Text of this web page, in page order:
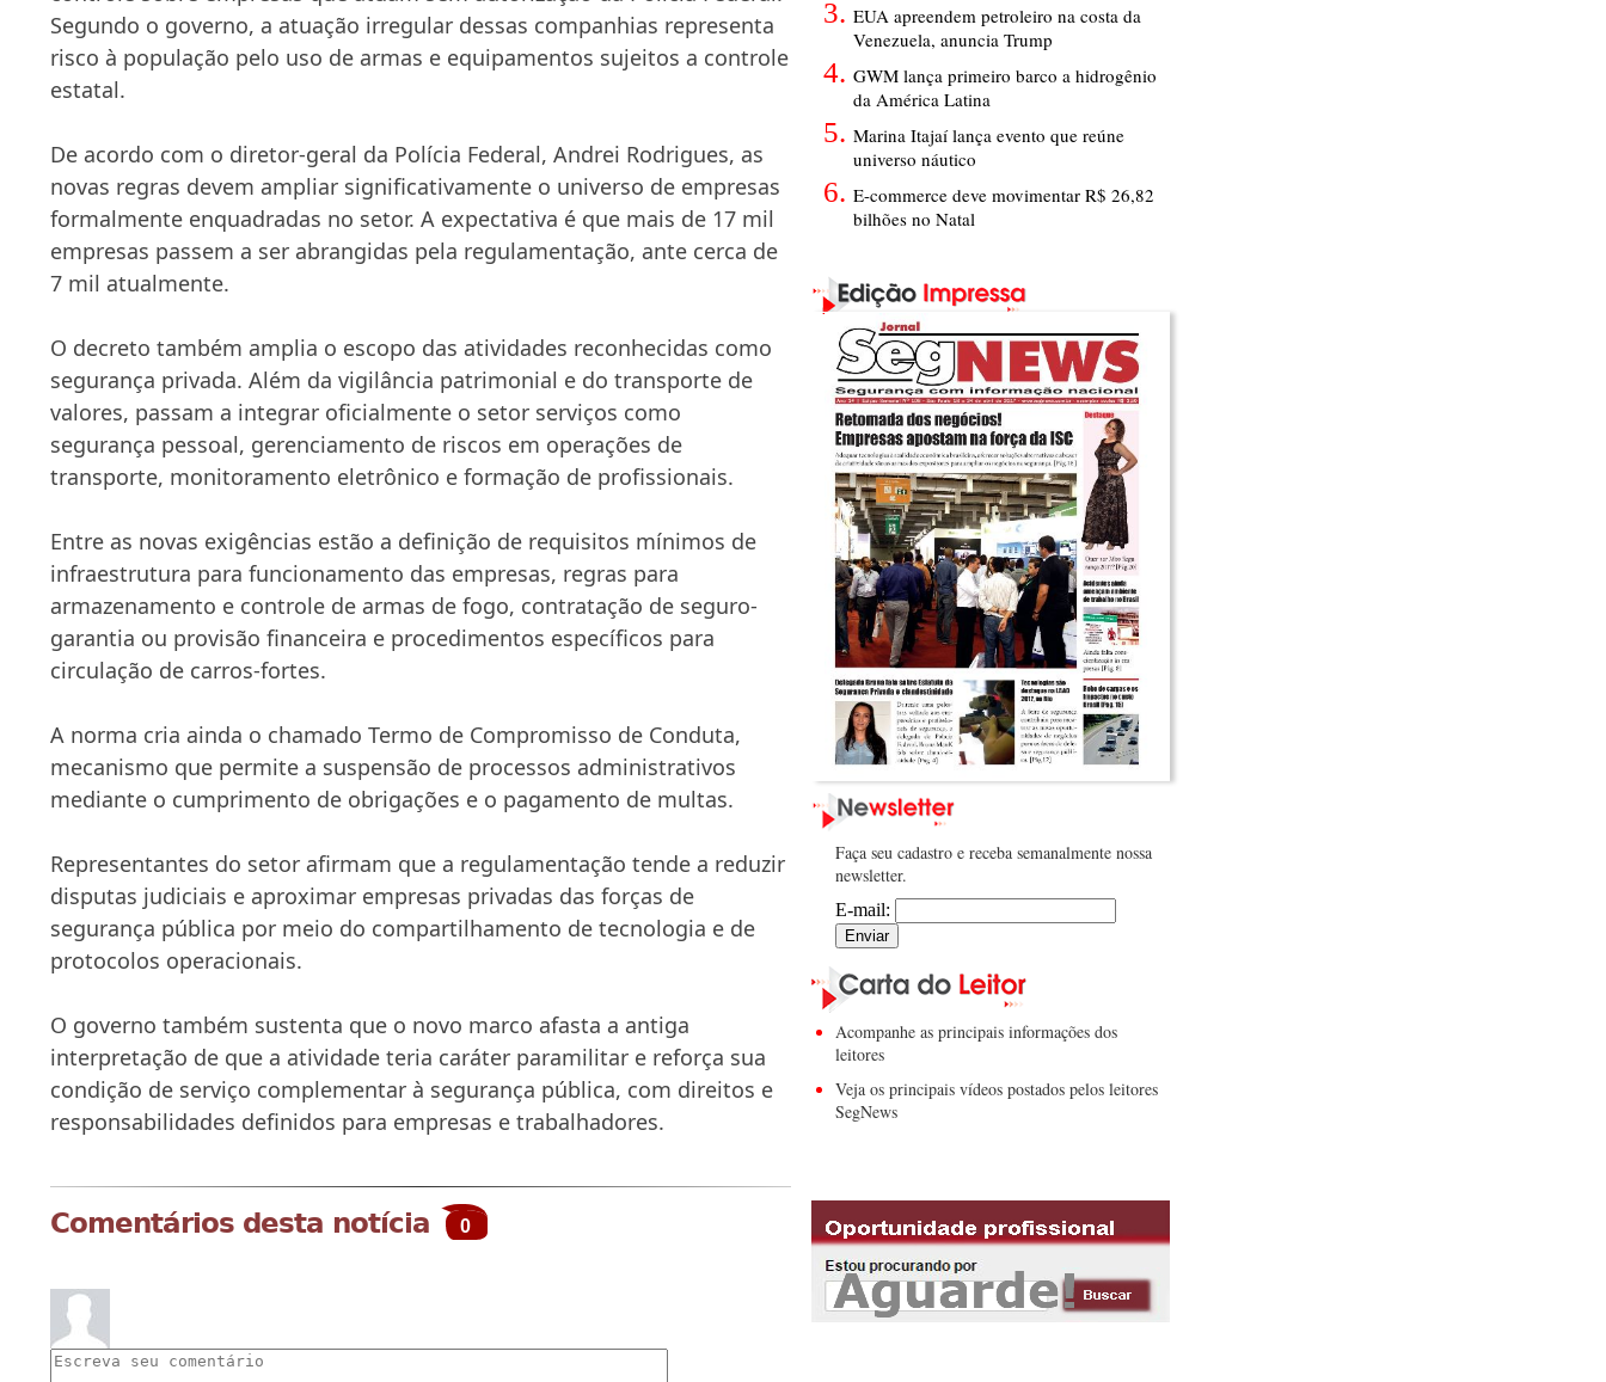
Segundo o governo, a atuação irregular dessas companhias representa
risco à população pelo uso de armas e equipamentos sujeitos a controle
estatal.
De acordo com o diretor-geral da Polícia Federal, Andrei Rodrigues, as
novas regras devem ampliar significativamente o universo de empresas
formalmente enquadradas no setor. A expectativa é que mais de 17 mil
empresas passem a ser abrangidas pela regulamentação, ante cerca de
7 mil atualmente.
O decreto também amplia o escopo das atividades reconhecidas como
segurança privada. Além da vigilância patrimonial e do transporte de
valores, passam a integrar oficialmente o setor serviços como
segurança pessoal, gerenciamento de riscos em operações de
transporte, monitoramento eletrônico e formação de profissionais.
Entre as novas exigências estão a definição de requisitos mínimos de
infraestrutura para funcionamento das empresas, regras para
armazenamento e controle de armas de fogo, contratação de seguro-
garantia ou provisão financeira e procedimentos específicos para
circulação de carros-fortes.
A norma cria ainda o chamado Termo de Compromisso de Conduta,
mecanismo que permite a suspensão de processos administrativos
mediante o cumprimento de obrigações e o pagamento de multas.
Representantes do setor afirmam que a regulamentação tende a reduzir
disputas judiciais e aproximar empresas privadas das forças de
segurança pública por meio do compartilhamento de tecnologia e de
protocolos operacionais.
O governo também sustenta que o novo marco afasta a antiga
interpretação de que a atividade teria caráter paramilitar e reforça sua
condição de serviço complementar à segurança pública, com direitos e
responsabilidades definidos para empresas e trabalhadores.
Comentários desta notícia 0
EUA apreendem petroleiro na costa da
Venezuela, anuncia Trump
GWM lança primeiro barco a hidrogênio
da América Latina
Marina Itajaí lança evento que reúne
universo náutico
E-commerce deve movimentar R$ 26,82
bilhões no Natal
Faça seu cadastro e receba semanalmente nossa
newsletter.
E-mail:
Acompanhe as principais informações dos
leitores
Veja os principais vídeos postados pelos leitores
SegNews